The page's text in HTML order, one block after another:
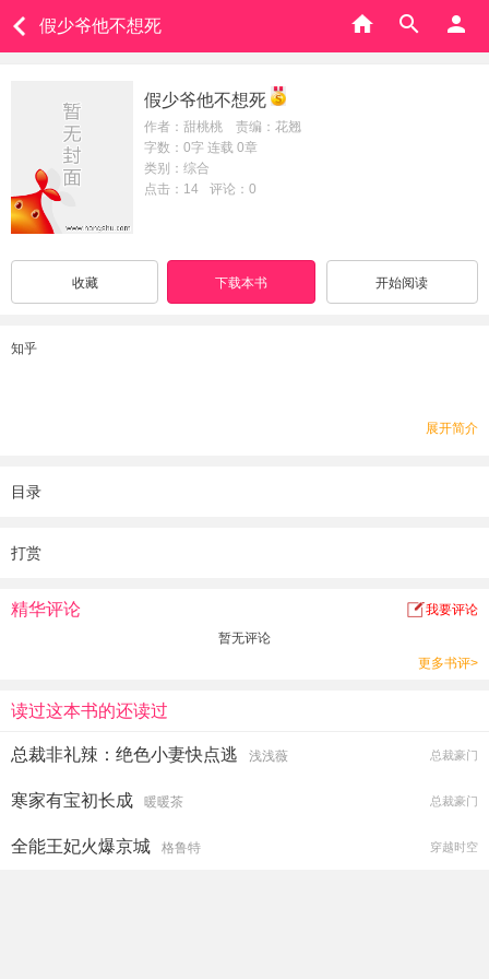
假少爷他不想死
假少爷他不想死
作者：甜桃桃 责编：花翘
字数：0字 连载 0章
类别：综合
点击：14
评论：0
收藏 下载本书 开始阅读
知乎
展开简介
目录
打赏
精华评论
我要评论
暂无评论
更多书评>
读过这本书的还读过
总裁非礼辣：绝色小妻快点逃 浅浅薇 总裁豪门
寒家有宝初长成 暖暖茶 总裁豪门
全能王妃火爆京城 格鲁特 穿越时空